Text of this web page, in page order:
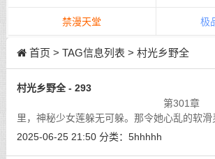
禁漫天堂 极
首页 > TAG信息列表 > 村光乡野全
村光乡野全 - 293
第301章 在这方
里，神秘少女莲躲无可躲。那令她心乱的软
拨、，她哪经过这种阵仗，唇齿相接，她的鼻
2025-06-25 21:50 分类： 5hhhhh